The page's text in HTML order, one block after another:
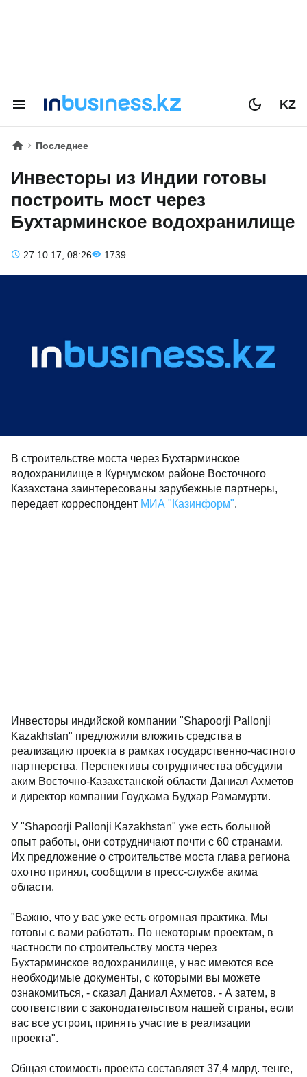
KZ
Последнее
Инвесторы из Индии готовы
построить мост через
Бухтарминское водохранилище
27.10.17, 08:26 1739
В строительстве моста через Бухтарминское
водохранилище в Курчумском районе Восточного
Казахстана заинтересованы зарубежные партнеры,
передает корреспондент МИА "Казинформ".
Инвесторы индийской компании "Shapoorji Pallonji
Kazakhstan" предложили вложить средства в
реализацию проекта в рамках государственно-частного
партнерства. Перспективы сотрудничества обсудили
аким Восточно-Казахстанской области Даниал Ахметов
и директор компании Гоудхама Будхар Рамамурти.
У "Shapoorji Pallonji Kazakhstan" уже есть большой
опыт работы, они сотрудничают почти с 60 странами.
Их предложение о строительстве моста глава региона
охотно принял, сообщили в пресс-службе акима
области.
"Важно, что у вас уже есть огромная практика. Мы
готовы с вами работать. По некоторым проектам, в
частности по строительству моста через
Бухтарминское водохранилище, у нас имеются все
необходимые документы, с которыми вы можете
ознакомиться, - сказал Даниал Ахметов. - А затем, в
соответствии с законодательством нашей страны, если
вас все устроит, принять участие в реализации
проекта".
Общая стоимость проекта составляет 37,4 млрд. тенге,